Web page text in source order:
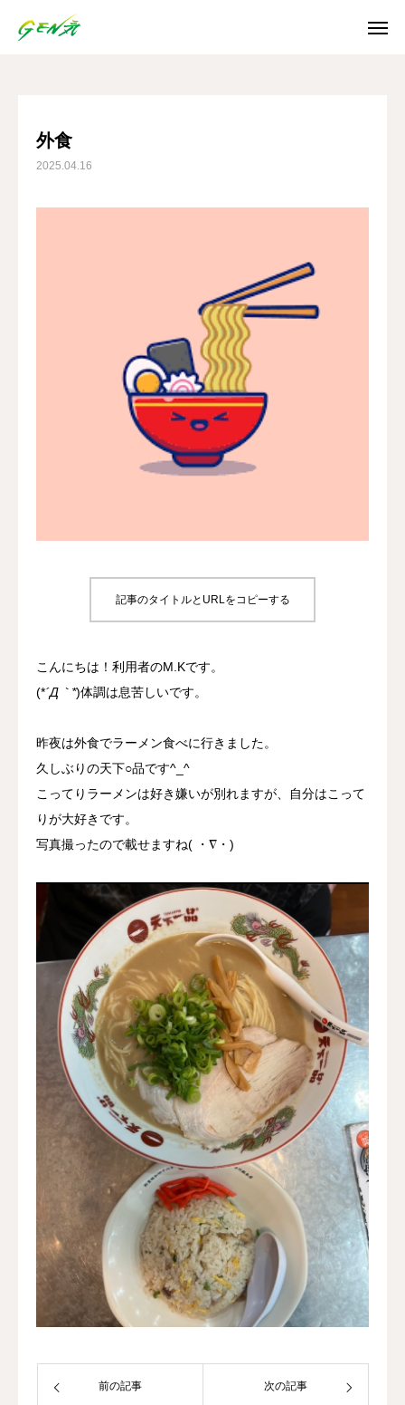
ブログ
外食
2025.04.16
記事のタイトルとURLをコピーする
こんにちは！利用者のM.Kです。
(*´Д｀*)体調は息苦しいです。
昨夜は外食でラーメン食べに行きました。
久しぶりの天下○品です^_^
こってりラーメンは好き嫌いが別れますが、自分はこって
りが大好きです。
写真撮ったので載せますね( ・∇・)
前の記事 次の記事
Instagram
X Youtube
お問い合わせ